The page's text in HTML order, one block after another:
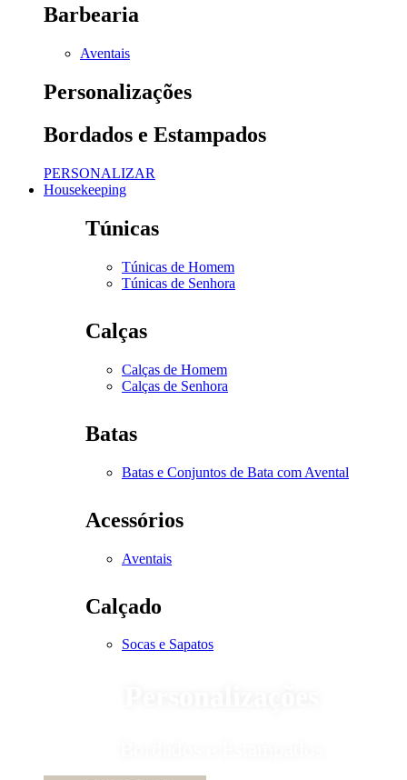
Barbearia
Aventais
Personalizações
Bordados e Estampados
PERSONALIZAR
Housekeeping
Túnicas
Túnicas de Homem
Túnicas de Senhora
Calças
Calças de Homem
Calças de Senhora
Batas
Batas e Conjuntos de Bata com Avental
Acessórios
Aventais
Calçado
Socas e Sapatos